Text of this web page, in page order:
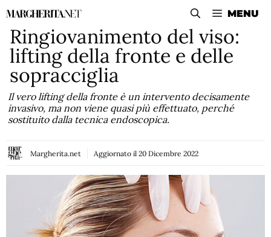
Vai
contenuto
MENU
Ringiovanimento del viso:
lifting della fronte e delle
sopracciglia
Il vero lifting della fronte è un intervento decisamente
invasivo, ma non viene quasi più effettuato, perché
sostituito dalla tecnica endoscopica.
Margherita.net Aggiornato il 20 Dicembre 2022